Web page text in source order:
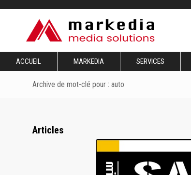
ACCUEIL MARKEDIA SERVICES
Archive de mot-clé pour : auto
Articles